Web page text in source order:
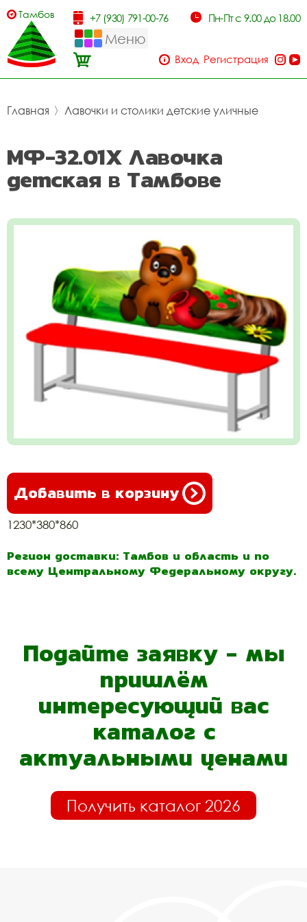
Тамбов +7 (930) 791-00-76 Пн-Пт с 9.00 до 18.00
Меню
Вход Регистрация
Главная 〉 Лавочки и столики детские уличные
МФ-32.01Х Лавочка
детская в Тамбове
Добавить в корзину
1230*380*860
Регион доставки: Тамбов и область и по
всему Центральному Федеральному округу.
Подайте заявку - мы
пришлём
интересующий вас
каталог с
актуальными ценами
Получить каталог 2026